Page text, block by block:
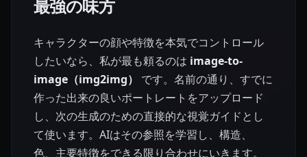
最強の味方
キャラクターの顔や特徴を本気でコントロール
したいなら、私が最も頼るのは image-to-
image（img2img）
です。名前の通り、すでに
作った出来の良いポートレートをアップロード
し、次の生成のための直接的な視覚ガイドとし
て使います。AIはその参照を学習し、構造、
色、主要特徴をできる限り合わせにいきます。